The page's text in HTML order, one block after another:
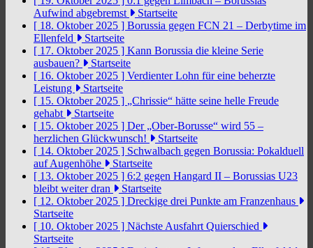
Aufwind abgebremst
Startseite
[ 18. Oktober 2025 ] Borussia gegen FCN 21 – Derbytime im
Ellenfeld
Startseite
[ 17. Oktober 2025 ] Kann Borussia die kleine Serie
ausbauen?
Startseite
[ 16. Oktober 2025 ] Verdienter Lohn für eine beherzte
Leistung
Startseite
[ 15. Oktober 2025 ] „Chrissie“ hätte seine helle Freude
gehabt
Startseite
[ 15. Oktober 2025 ] Der „Ober-Borusse“ wird 55 –
herzlichen Glückwunsch!
Startseite
[ 14. Oktober 2025 ] Schwalbach gegen Borussia: Pokalduell
auf Augenhöhe
Startseite
[ 13. Oktober 2025 ] 6:2 gegen Hangard II – Borussias U23
bleibt weiter dran
Startseite
[ 12. Oktober 2025 ] Dreckige drei Punkte am Franzenhaus
Startseite
[ 10. Oktober 2025 ] Nächste Ausfahrt Quierschied
Startseite